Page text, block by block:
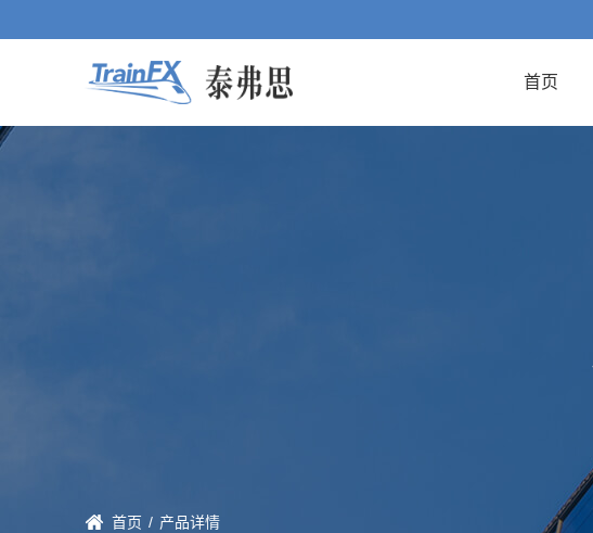
首页
首页 / 产品详情